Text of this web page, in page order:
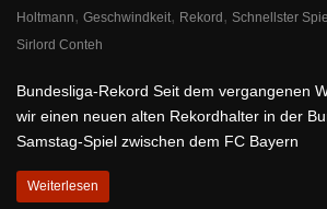
Holtmann, Geschwindkeit, Rekord , Schnellster
Sirlord Conteh
Bundesliga-Rekord Seit dem vergangenen
wir einen neuen alten Rekordhalter in der
Samstag-Spiel zwischen dem FC Bayern
Weiterlesen